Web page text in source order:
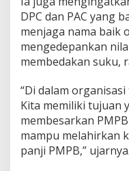
M
a
s
y
a
r
k
a
t
DPC dan PAC yang
menjaga nama baik
mengedepankan
membedakan suku,
“Di dalam
Kita memiliki tujuan
membesarkan
mampu melahirkan
panji PMPB,” ujarnya.